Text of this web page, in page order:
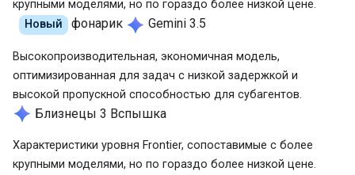
крупными моделями, но по гораздо более низкой цене.
Новый
фонарик spark Gemini 3.5
Высокопроизводительная, экономичная модель,
оптимизированная для задач с низкой задержкой и
высокой пропускной способностью для субагентов.
spark Близнецы 3 Вспышка
Характеристики уровня Frontier, сопоставимые с более
крупными моделями, но по гораздо более низкой цене.